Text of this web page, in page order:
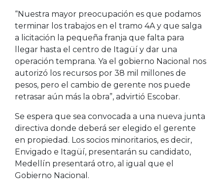
“Nuestra mayor preocupación es que podamos
terminar los trabajos en el tramo 4A y que salga
a licitación la pequeña franja que falta para
llegar hasta el centro de Itagüí y dar una
operación temprana. Ya el gobierno Nacional nos
autorizó los recursos por 38 mil millones de
pesos, pero el cambio de gerente nos puede
retrasar aún más la obra”, advirtió Escobar.
Se espera que sea convocada a una nueva junta
directiva donde deberá ser elegido el gerente
en propiedad. Los socios minoritarios, es decir,
Envigado e Itagüí, presentarán su candidato,
Medellín presentará otro, al igual que el
Gobierno Nacional.